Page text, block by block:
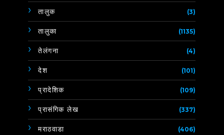
तालुक (3)
तालुका (1135)
तेलंगना (4)
देश (101)
प्रादेशिक (109)
प्रासंगिक लेख (337)
मराठवाडा (406)